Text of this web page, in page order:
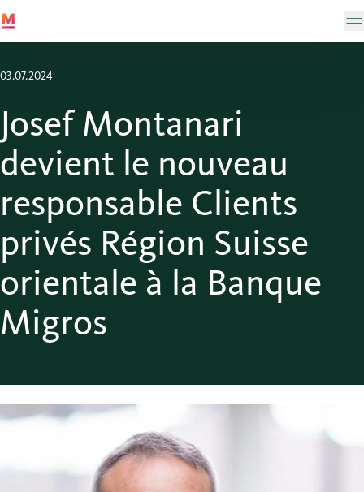
03.07.2024
Josef Montanari
devient le nouveau
responsable Clients
privés Région Suisse
orientale à la Banque
Migros